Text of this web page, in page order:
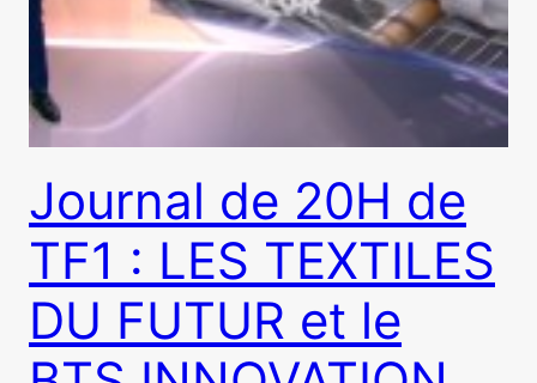
Journal de 20H de
TF1 : LES TEXTILES
DU FUTUR et le